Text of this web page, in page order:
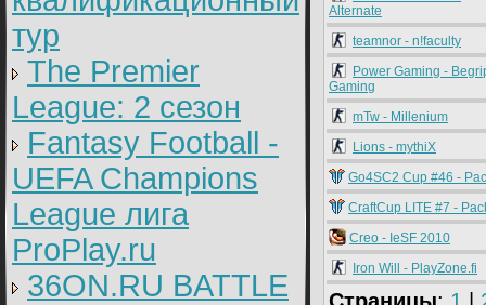
тур
The Premier
League: 2 cезон
Fantasy Football -
UEFA Champions
League лига
ProPlay.ru
36ON.RU BATTLE
Alternate
teamnor - n!faculty
Power Gaming -
Gaming
mTw - Millenium
Lions - mythiX
Go4SC2 Cup #46 -
CraftCup LITE #7 -
Creo - IeSF 2010
Iron Will - PlayZone.fi